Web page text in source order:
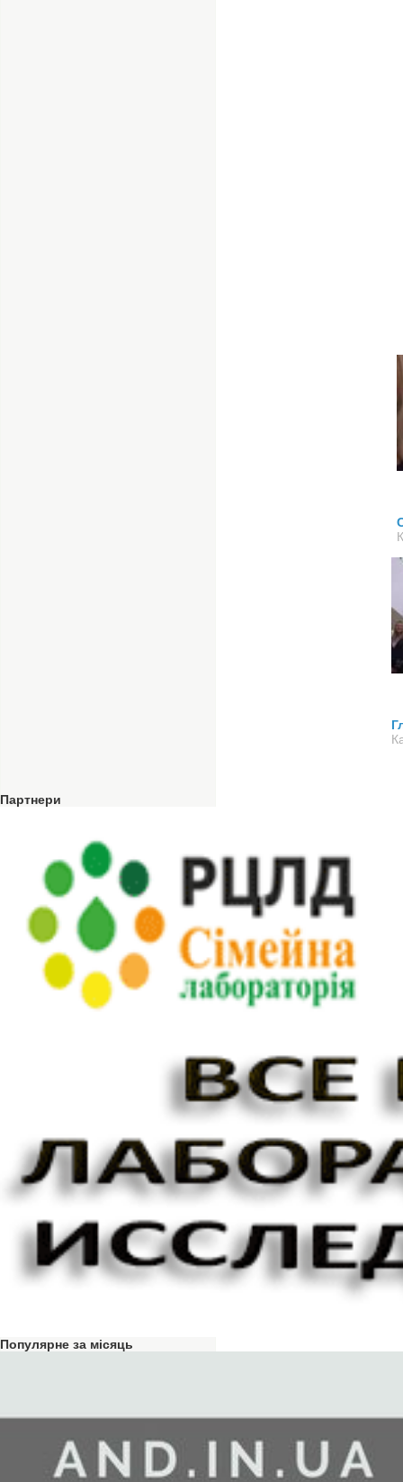
Партнери
Популярне за місяць